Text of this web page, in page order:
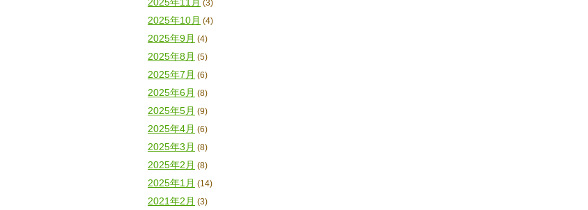
(3)
2025年10月 (4)
2025年9月 (4)
2025年8月 (5)
2025年7月 (6)
2025年6月 (8)
2025年5月 (9)
2025年4月 (6)
2025年3月 (8)
2025年2月 (8)
2025年1月 (14)
2021年2月 (3)